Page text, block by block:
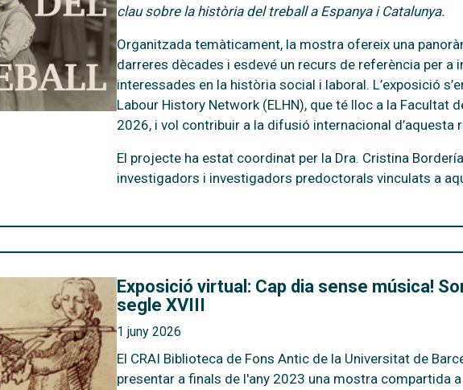
clau sobre la història del treball a Espanya i Catalunya.
Organitzada temàticament, la mostra ofereix una
darreres dècades i esdevé un recurs de referència per
interessades en la història social i laboral. L’exposició
Labour History Network (ELHN), que té lloc a la Facultat
2026, i vol contribuir a la difusió internacional d’aquesta
El projecte ha estat coordinat per la Dra. Cristina
investigadors i investigadors predoctorals vinculats a
Exposició virtual: Cap dia sense música!
segle XVIII
1 juny 2026
El CRAI Biblioteca de Fons Antic de la Universitat de
presentar a finals de l'any 2023 una mostra compartida